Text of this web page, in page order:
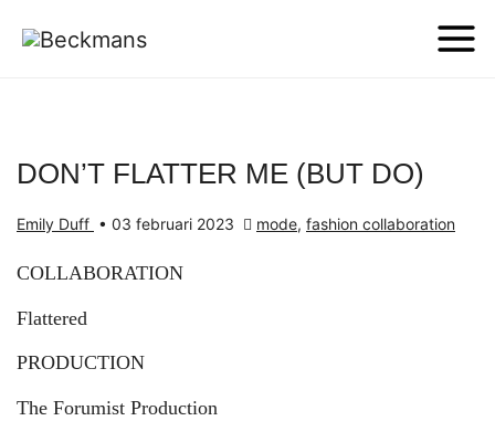
DON’T FLATTER ME (BUT DO)
Emily Duff • 03 februari 2023 mode, fashion collaboration
COLLABORATION
Flattered
PRODUCTION
The Forumist Production